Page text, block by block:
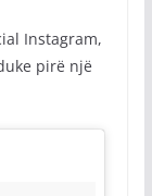
Instagram,
pirë një